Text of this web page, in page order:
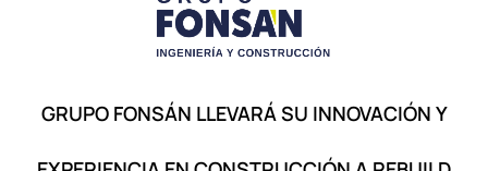
GRUPO FONSÁN LLEVARÁ SU INNOVACIÓN Y